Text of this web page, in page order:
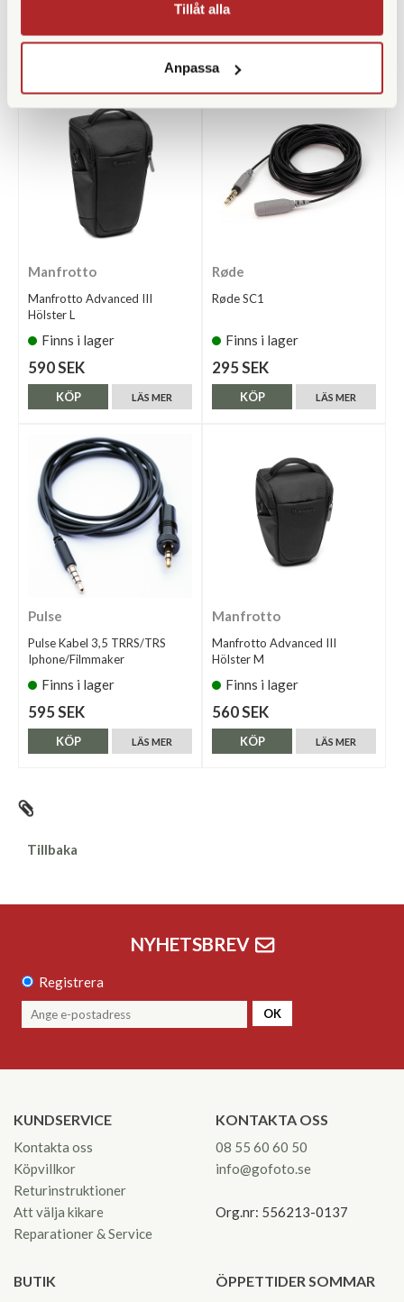
Tillåt alla
Anpassa
280 SEK
Manfrotto
Manfrotto Advanced III
Hölster L
Finns i lager
590 SEK
LÄS MER
KÖP
Røde
Røde SC1
Finns i lager
295 SEK
LÄS MER
KÖP
Pulse
Pulse Kabel 3,5 TRRS/TRS
Iphone/Filmmaker
Finns i lager
595 SEK
LÄS MER
KÖP
Manfrotto
Manfrotto Advanced III
Hölster M
Finns i lager
560 SEK
LÄS MER
KÖP
Tillbaka
NYHETSBREV
Registrera
OK
KUNDSERVICE
Kontakta oss
Köpvillkor
Returinstruktioner
Att välja kikare
Reparationer & Service
KONTAKTA OSS
08 55 60 60 50
info@gofoto.se
Org.nr: 556213-0137
BUTIK ÖPPETTIDER SOMMAR